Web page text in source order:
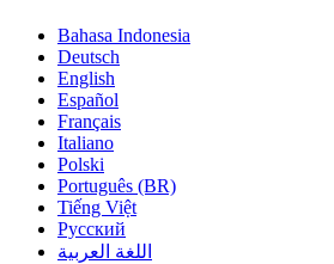
Bahasa Indonesia
Deutsch
English
Español
Français
Italiano
Polski
Português (BR)
Tiếng Việt
Русский
اللغة العربية